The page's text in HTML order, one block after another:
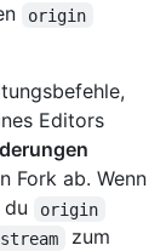
origin
Editors
Fork ab. Wenn
origin
zum